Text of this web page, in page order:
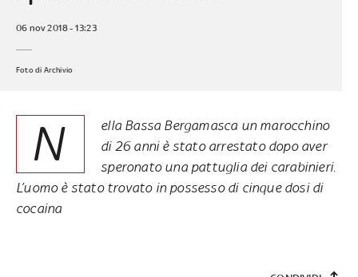
06 nov 2018 - 13:23
Foto di Archivio
N
ella Bassa Bergamasca un marocchino
di 26 anni è stato arrestato dopo aver
speronato una pattuglia dei carabinieri.
L’uomo è stato trovato in possesso di cinque dosi di
cocaina